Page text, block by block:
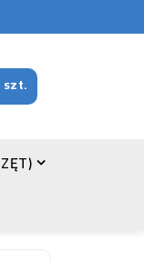
szt.